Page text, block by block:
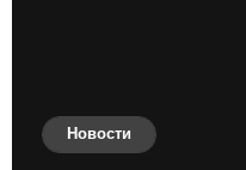
Новости